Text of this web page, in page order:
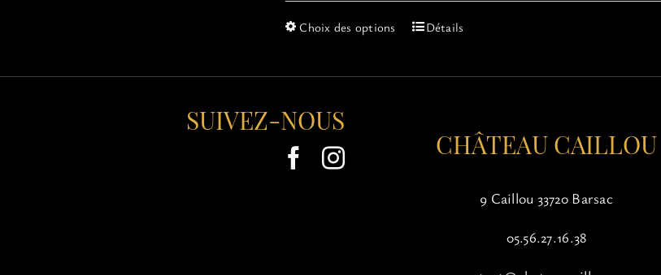
Choix des options
Ce
plusieurs
options
peuvent
Détails
SUIVEZ-NOUS
CHÂTEAU CAILLOU
9 Caillou 33720 Barsac
05.56.27.16.38